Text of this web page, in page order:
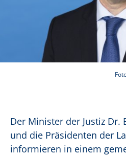
Der Minister der Justiz Dr.
und die Präsidenten der
informieren in einem